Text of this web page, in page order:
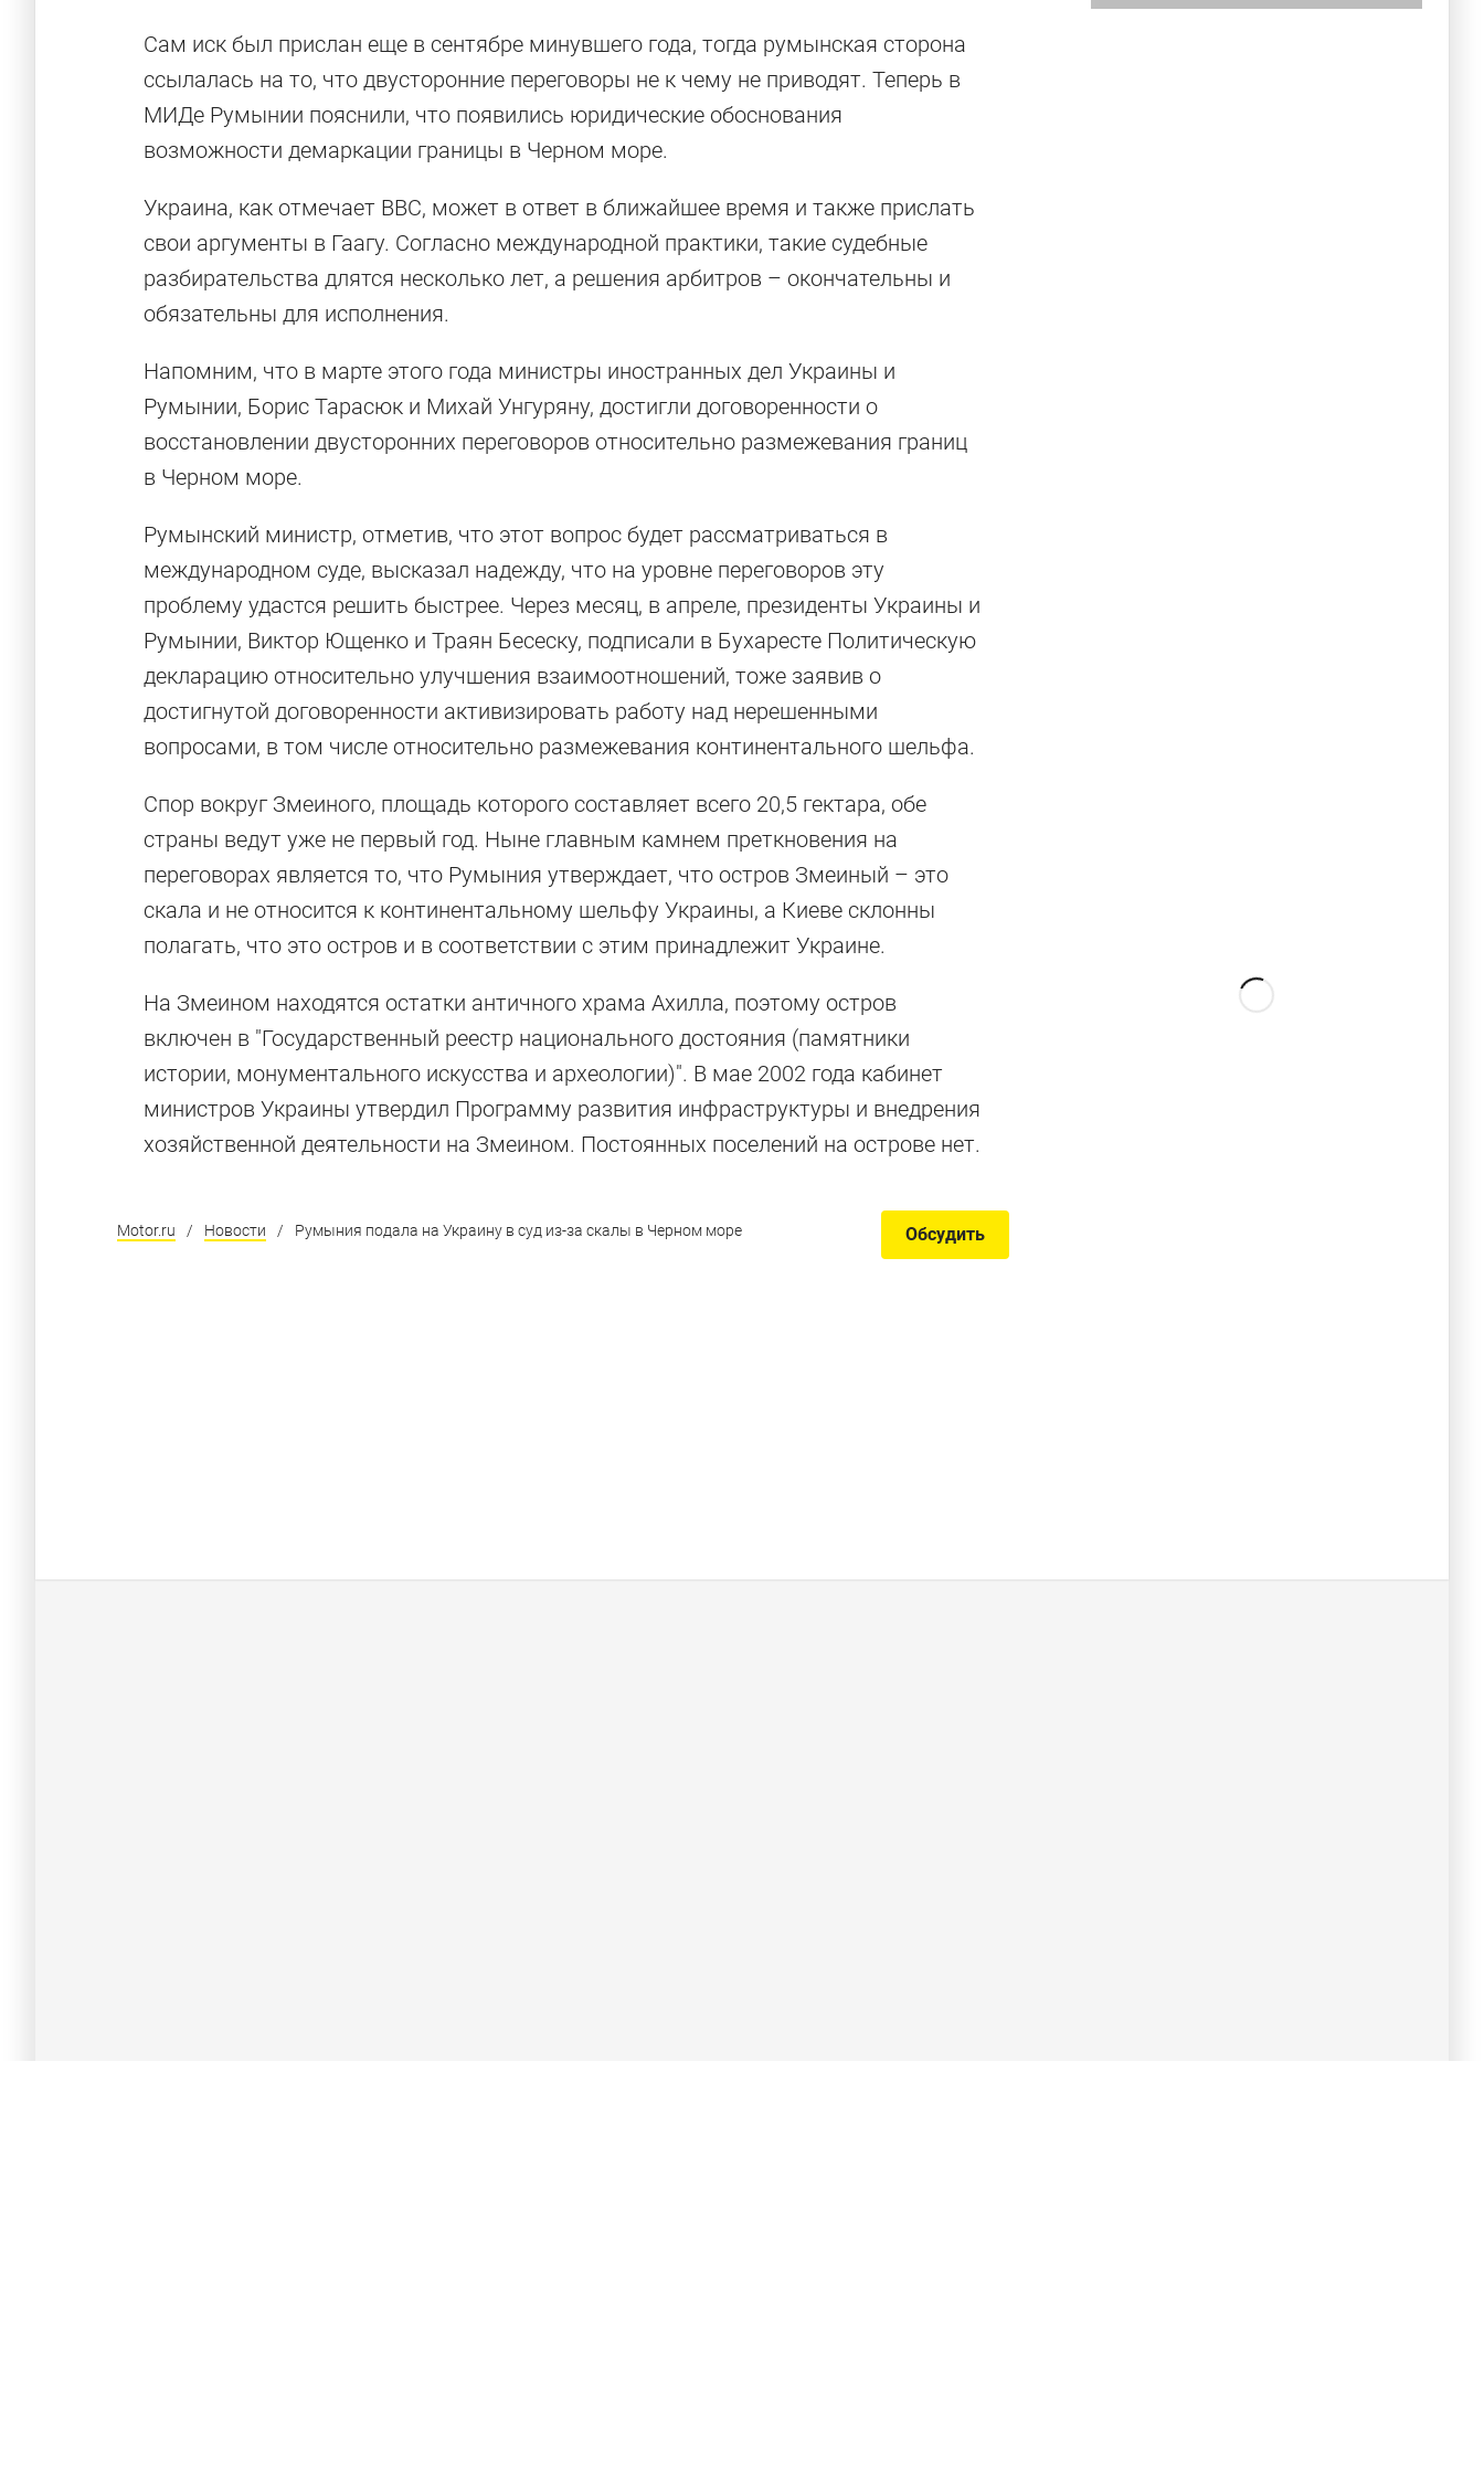
Сам иск был прислан еще в сентябре минувшего года, тогда румынская сторона
ссылалась на то, что двусторонние переговоры не к чему не приводят. Теперь в
МИДе Румынии пояснили, что появились юридические обоснования
возможности демаркации границы в Черном море.
Украина, как отмечает BBC, может в ответ в ближайшее время и также прислать
свои аргументы в Гаагу. Согласно международной практики, такие судебные
разбирательства длятся несколько лет, а решения арбитров – окончательны и
обязательны для исполнения.
Напомним, что в марте этого года министры иностранных дел Украины и
Румынии, Борис Тарасюк и Михай Унгуряну, достигли договоренности о
восстановлении двусторонних переговоров относительно размежевания границ
в Черном море.
Румынский министр, отметив, что этот вопрос будет рассматриваться в
международном суде, высказал надежду, что на уровне переговоров эту
проблему удастся решить быстрее. Через месяц, в апреле, президенты Украины и
Румынии, Виктор Ющенко и Траян Бесеску, подписали в Бухаресте Политическую
декларацию относительно улучшения взаимоотношений, тоже заявив о
достигнутой договоренности активизировать работу над нерешенными
вопросами, в том числе относительно размежевания континентального шельфа.
Спор вокруг Змеиного, площадь которого составляет всего 20,5 гектара, обе
страны ведут уже не первый год. Ныне главным камнем преткновения на
переговорах является то, что Румыния утверждает, что остров Змеиный – это
скала и не относится к континентальному шельфу Украины, а Киеве склонны
полагать, что это остров и в соответствии с этим принадлежит Украине.
На Змеином находятся остатки античного храма Ахилла, поэтому остров
включен в "Государственный реестр национального достояния (памятники
истории, монументального искусства и археологии)". В мае 2002 года кабинет
министров Украины утвердил Программу развития инфраструктуры и внедрения
хозяйственной деятельности на Змеином. Постоянных поселений на острове нет.
Обсудить
Motor.ru / Новости / Румыния подала на Украину в суд из-за скалы в Черном море